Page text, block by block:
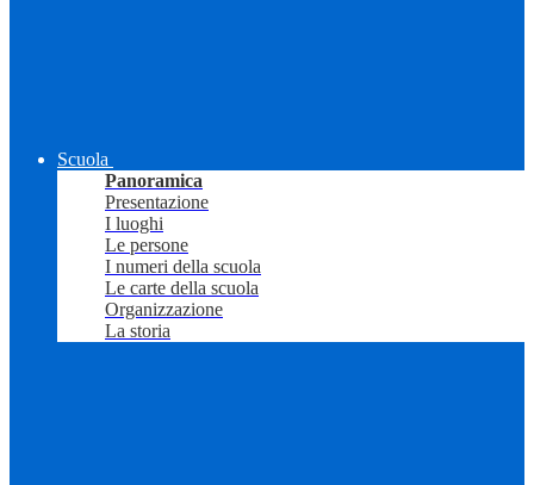
Scuola
Panoramica
Presentazione
I luoghi
Le persone
I numeri della scuola
Le carte della scuola
Organizzazione
La storia